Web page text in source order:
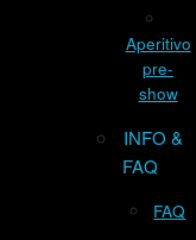
Aperitivo
pre-
show
INFO &
FAQ
FAQ